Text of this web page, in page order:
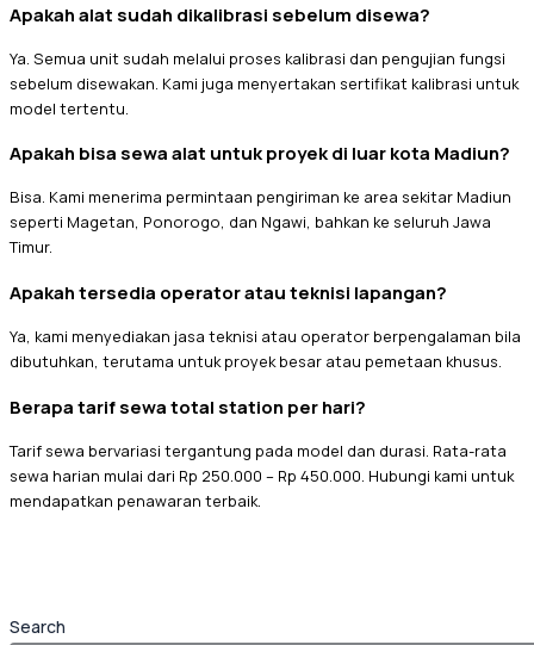
Search
Apakah alat sudah dikalibrasi sebelum disewa?
Ya. Semua unit sudah melalui proses kalibrasi dan pengujian fungsi
sebelum disewakan. Kami juga menyertakan sertifikat kalibrasi untuk
model tertentu.
Apakah bisa sewa alat untuk proyek di luar kota Madiun?
Bisa. Kami menerima permintaan pengiriman ke area sekitar Madiun
seperti Magetan, Ponorogo, dan Ngawi, bahkan ke seluruh Jawa
Timur.
Apakah tersedia operator atau teknisi lapangan?
Ya, kami menyediakan jasa teknisi atau operator berpengalaman bila
dibutuhkan, terutama untuk proyek besar atau pemetaan khusus.
Berapa tarif sewa total station per hari?
Tarif sewa bervariasi tergantung pada model dan durasi. Rata-rata
sewa harian mulai dari Rp 250.000 – Rp 450.000. Hubungi kami untuk
mendapatkan penawaran terbaik.